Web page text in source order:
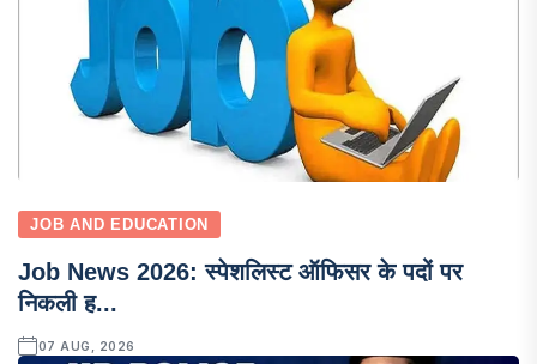
JOB AND EDUCATION
Job News 2026: स्पेशलिस्ट ऑफिसर के पदों पर
निकली ह...
07 AUG, 2026